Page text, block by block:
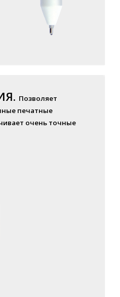
Позволяет
печатные
очень точные